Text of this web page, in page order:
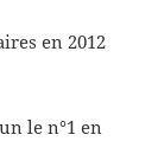
en 2012
le n°1 en